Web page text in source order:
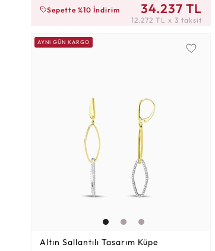
Sepette %10 İndirim 34.237 TL
12.272 TL x 3 taksit
AYNI GÜN KARGO
Altın Sallantılı Tasarım Küpe